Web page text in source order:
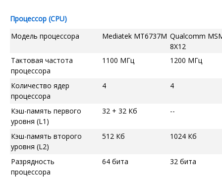
Процессор (CPU)
Модель процессора
Mediatek MT6737M Qualcomm
8X12
Тактовая частота
процессора
1100 МГц 1200 МГц
Количество ядер
процессора
4 4
Кэш-память первого
уровня (L1)
32 + 32 Кб --
Кэш-память второго
уровня (L2)
512 Кб 1024 Кб
Разрядность
процессора
64 бита 32 бита